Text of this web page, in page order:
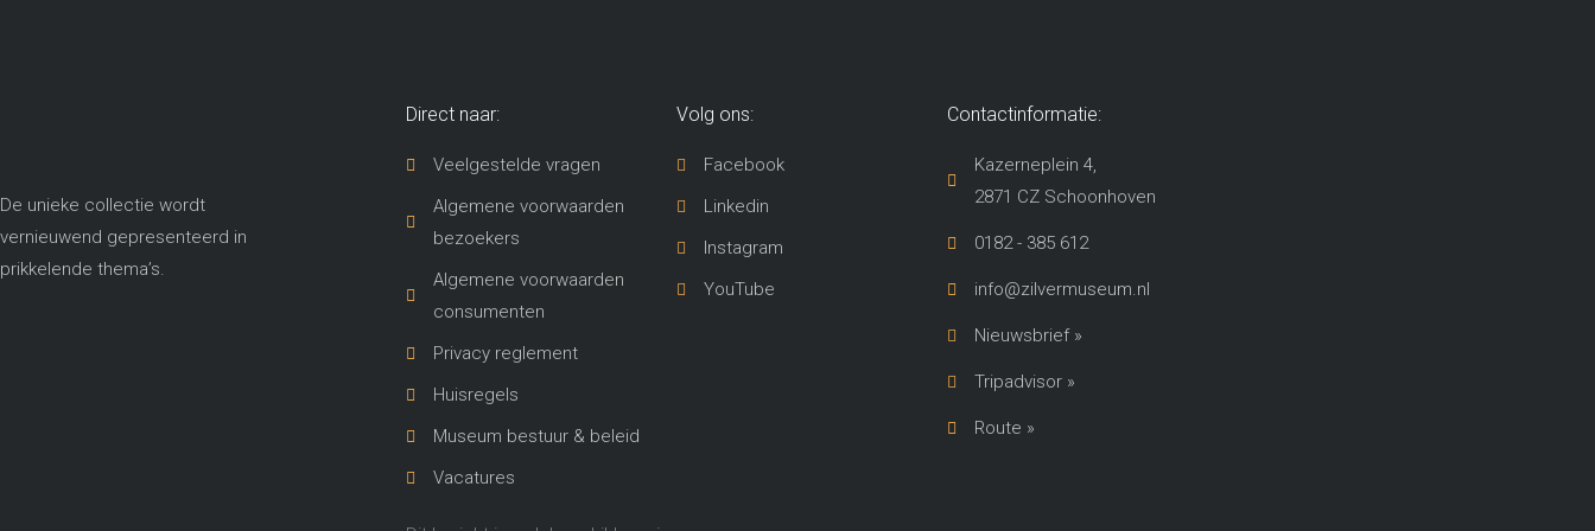
De unieke collectie wordt
vernieuwend gepresenteerd in
prikkelende thema’s​.
Direct naar:
Veelgestelde vragen
Algemene voorwaarden
bezoekers
Algemene voorwaarden
consumenten
Privacy reglement
Huisregels
Museum bestuur & beleid
Vacatures
Volg ons:
Facebook
Linkedin
Instagram
YouTube
Contactinformatie:
Kazerneplein 4,
2871 CZ Schoonhoven​
0182 - 385 612
info@zilvermuseum.nl
Nieuwsbrief »
Tripadvisor »
Route »